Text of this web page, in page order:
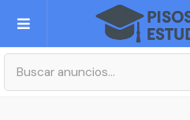
Publica tu Anuncio